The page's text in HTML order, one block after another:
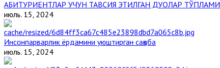
АБИТУРИЕНТЛАР УЧУН ТАВСИЯ ЭТИЛГАН ДУОЛАР ТЎПЛАМИ
июль. 15, 2024
Инсонпарварлик ёрдамини уюштирган саҳоба
июль. 15, 2024